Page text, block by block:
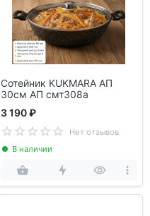
Сотейник KUKMARA АП
30см АП смт308а
3 190 ₽
Нет отзывов
В наличии